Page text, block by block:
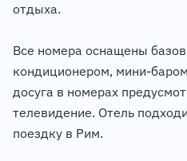
отдыха.
Все номера оснащены
кондиционером, мини-
досуга в номерах
телевидение. Отель
поездку в Рим.